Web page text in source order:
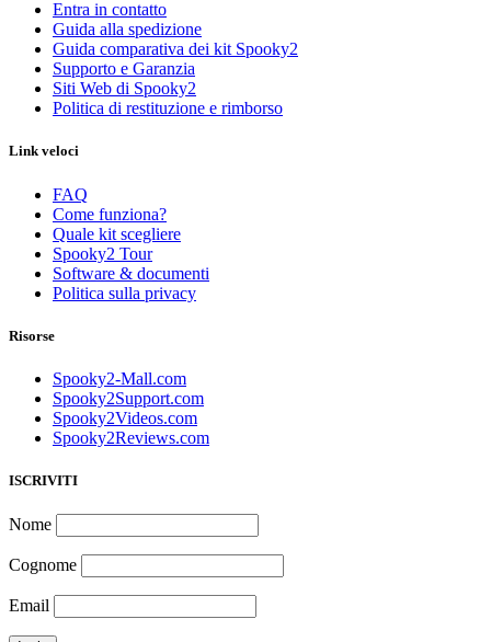
Entra in contatto
Guida alla spedizione
Guida comparativa dei kit Spooky2
Supporto e Garanzia
Siti Web di Spooky2
Politica di restituzione e rimborso
Link veloci
FAQ
Come funziona?
Quale kit scegliere
Spooky2 Tour
Software & documenti
Politica sulla privacy
Risorse
Spooky2-Mall.com
Spooky2Support.com
Spooky2Videos.com
Spooky2Reviews.com
ISCRIVITI
Nome
Cognome
Email